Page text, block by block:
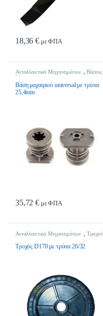
18,36€ με ΦΠΑ
Ανταλλακτικά Μηχανημάτων , Βάσεις
Μαχαιριών
Βάση μαχαιριού universal με τρύπα
25,4mm
35,72€ με ΦΠΑ
Ανταλλακτικά Μηχανημάτων
Τροχοί
Τροχός D170 με τρύπα 26/32